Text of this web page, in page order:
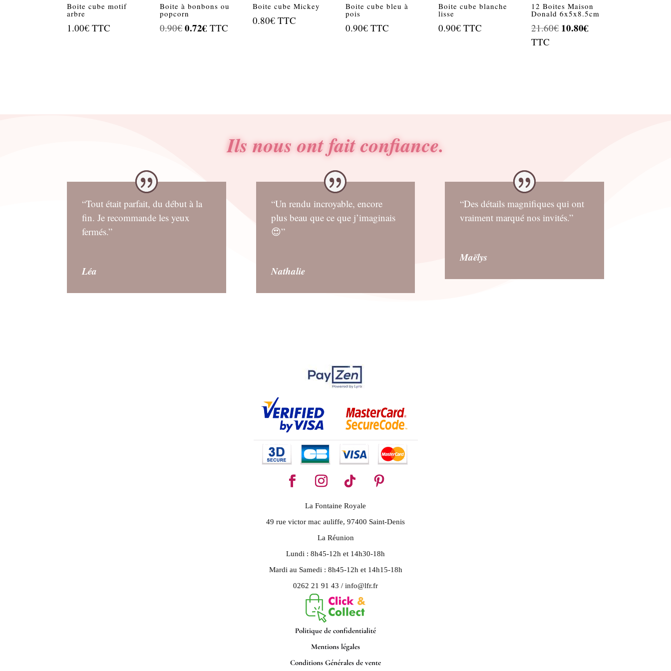
Boite cube motif
arbre
1.00€ TTC
Boite à bonbons ou
popcorn
0.90€Le
0.72€ Le
TTC
Boite cube Mickey
0.80€ TTC
Boite cube bleu à
pois
0.90€ TTC
Boite cube blanche
lisse
0.90€ TTC
12 Boites Maison
Donald 6x5x8.5cm
21.60€ Le
10.80€
TTC
Ils nous ont fait confiance.
“Tout était parfait, du début à la
fin. Je recommande les yeux
fermés.”
Léa
“Un rendu incroyable, encore
plus beau que ce que j’imaginais
😍”
Nathalie
“Des détails magnifiques qui ont
vraiment marqué nos invités.”
Maëlys
La Fontaine Royale
49 rue victor mac auliffe, 97400 Saint-Denis
La Réunion
Lundi : 8h45-12h et 14h30-18h
Mardi au Samedi : 8h45-12h et 14h15-18h
0262 21 91 43 / info@lfr.fr
Politique de confidentialité
Mentions légales
Conditions Générales de vente